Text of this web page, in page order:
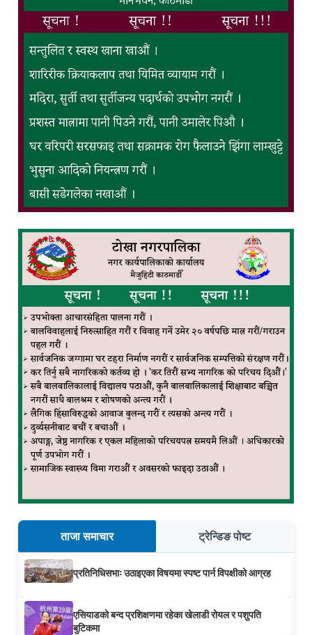
ताजा समाचार ट्रेन्डिङ पोष्ट
प्रतिनिधिसभाः उठाइएका विषयमा स्पष्ट पार्न विपक्षीको आग्रह
एसियाडको बन्द प्रशिक्षणमा रहेका खेलाडी रोयल र पशुपति
बुटिकमा